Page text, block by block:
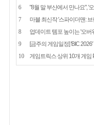
6
"8월 말 부산에서 만나요", '
7
마블 최신작 '스파이더맨: 브
8
업데이트 템포 높이는 '오버
9
[금주의 게임일정] 'BIC 2026'
10
게임트릭스 상위 10개 게임